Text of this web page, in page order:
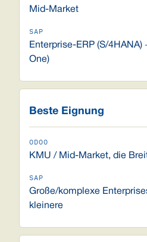
Mid-Market
Enterprise-ERP (S/
One)
Beste Eignung
KMU / Mid-Market, die
Große/komplexe
kleinere